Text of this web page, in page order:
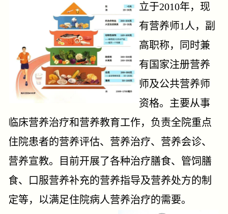
立于2010年，现
有营养师1人，副
高职称，同时兼
有国家注册营养
师及公共营养师
资格。主要从事
临床营养治疗和营养教育工作，负责全院重点
住院患者的营养评估、营养治疗、营养会诊、
营养宣教。目前开展了各种治疗膳食、管饲膳
食、口服营养补充的营养指导及营养处方的制
定等，以满足住院病人营养治疗的需要。